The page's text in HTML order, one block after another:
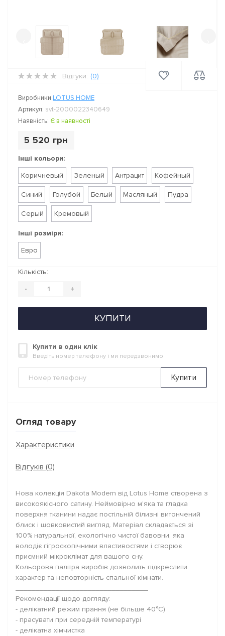
Відгуки: (0)
Виробники LOTUS HOME
Артикул: svt-2000022340649
Наявність: Є в наявності
5 520 грн
Інші кольори:
Коричневый
Зеленый Антрацит Кофейный
Синий Голубой Белый Масляный Пудра
Серый Кремовый
Інші розміри:
Евро
Кількість:
- +
КУПИТИ
Купити в один клік
Введіть номер телефону і ми передзвонимо
Купити
Огляд товару
Характеристики
Відгуків (0)
Нова колекція Dakota Modern від Lotus Home створена з
високоякісного сатину. Неймовірно м'яка та гладка
поверхня тканини надає постільній білизні витончений
блиск і шовковистий вигляд. Матеріал складається зі
100% натуральної, екологічно чистої бавовни, яка
володіє гігроскопічними властивостями і створює
приємний мікроклімат для вашого сну.
Кольорова палітра виробів дозволить підкреслити
характер та неповторність спальної кімнати.
Рекомендації щодо догляду:
- делікатний режим прання (не більше 40°C)
- прасувати при середній температурі
- делікатна хімчистка